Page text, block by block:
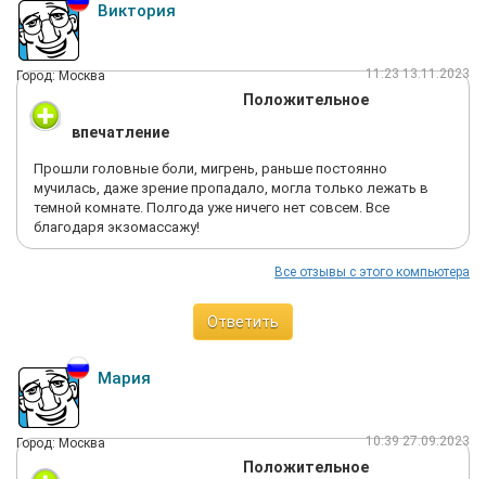
Виктория
Город: Москва 11:23 13.11.2023
Положительное
впечатление
Прошли головные боли, мигрень, раньше постоянно
мучилась, даже зрение пропадало, могла только лежать в
темной комнате. Полгода уже ничего нет совсем. Все
благодаря экзомассажу!
Все отзывы с этого компьютера
Ответить
Мария
Город: Москва 10:39 27.09.2023
Положительное